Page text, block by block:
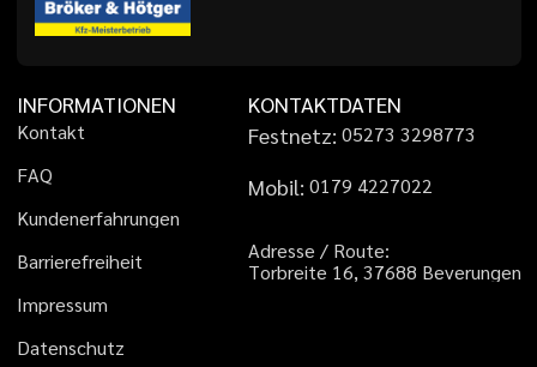
INFORMATIONEN
Kontakt
FAQ
Kundenerfahrungen
Barrierefreiheit
Impressum
Datenschutz
KONTAKTDATEN
Festnetz: 05273 3298773
Mobil: 01 79 4227022
Adresse / Route:
Torbreite 16, 37688 Beverungen